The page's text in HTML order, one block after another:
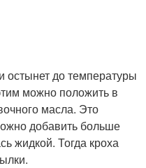
остынет до температуры
можно положить в
масла. Это
добавить больше
жидкой. Тогда кроха